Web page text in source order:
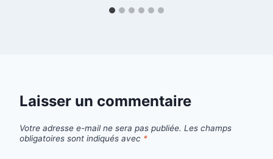
Laisser un commentaire
Votre adresse e-mail ne sera pas publiée. Les champs
obligatoires sont indiqués avec *